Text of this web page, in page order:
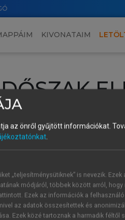
KIVONATAIM
be a saját fiókoddal, iskolai
1 óra díjmentes
után a
az önről gyűjtött információkat.
.
„teljesítménysütiknek” is nevezik.
módjáról, többek között arról,
Ezek az információk a
az adatok összesítettek és
Ezek közé tartoznak a harmadik féltől